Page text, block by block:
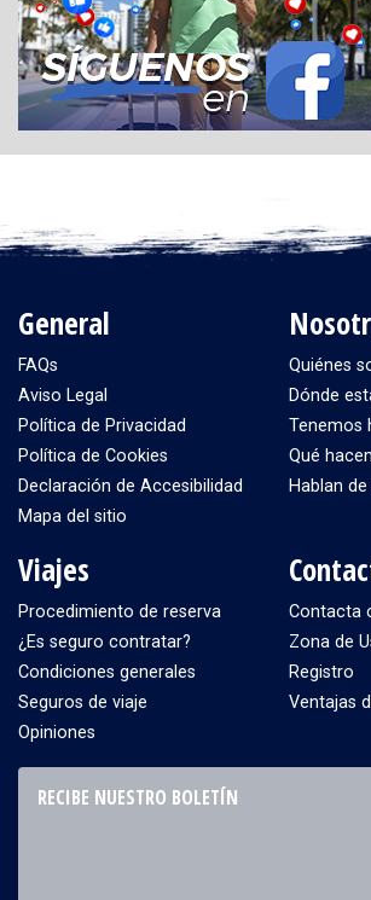
General
FAQs
Aviso Legal
Política de Privacidad
Política de Cookies
Declaración de Accesibilidad
Mapa del sitio
Quiénes
Dónde
Tenemos
Qué
Hablan
Viajes
Procedimiento de reserva
¿Es seguro contratar?
Condiciones generales
Seguros de viaje
Opiniones
Contacta
Zona de
Registro
Ventajas
RECIBE NUESTRO BOLETÍN